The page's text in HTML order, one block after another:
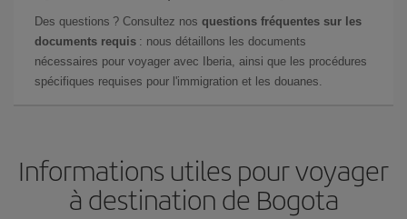
Des questions ? Consultez nos questions fréquentes sur les
documents requis : nous détaillons les documents
nécessaires pour voyager avec Iberia, ainsi que les procédures
spécifiques requises pour l'immigration et les douanes.
Informations utiles pour voyager
à destination de Bogota